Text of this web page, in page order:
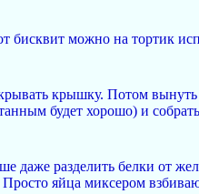
бисквит можно на тортик
крышку. Потом
будет хорошо) и
даже разделить белки от
Просто яйца миксером